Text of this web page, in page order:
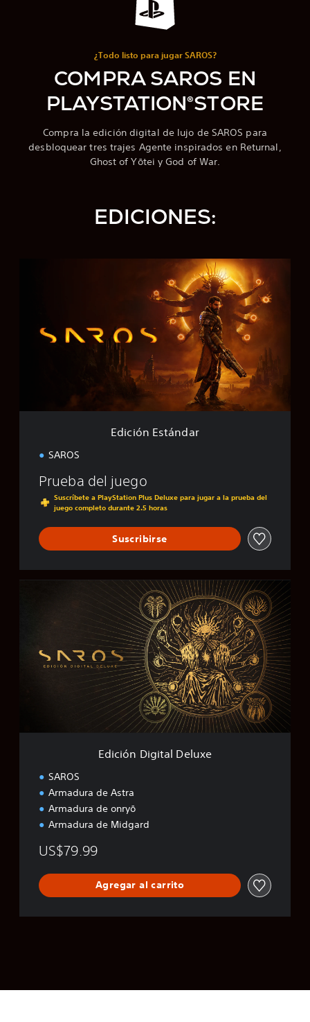
¿Todo listo para jugar SAROS?
COMPRA SAROS EN
PLAYSTATION®STORE
Compra la edición digital de lujo de SAROS para
desbloquear tres trajes Agente inspirados en Returnal,
Ghost of Yōtei y God of War.
EDICIONES:
n
Edición Estándar
SAROS
Prueba del juego
Suscríbete a PlayStation Plus Deluxe para jugar a la prueba del
juego completo durante 2.5 horas
Suscribirse
t
Edición Digital Deluxe
SAROS
Armadura de Astra
Armadura de onryō
Armadura de Midgard
US$79.99
Agregar al carrito